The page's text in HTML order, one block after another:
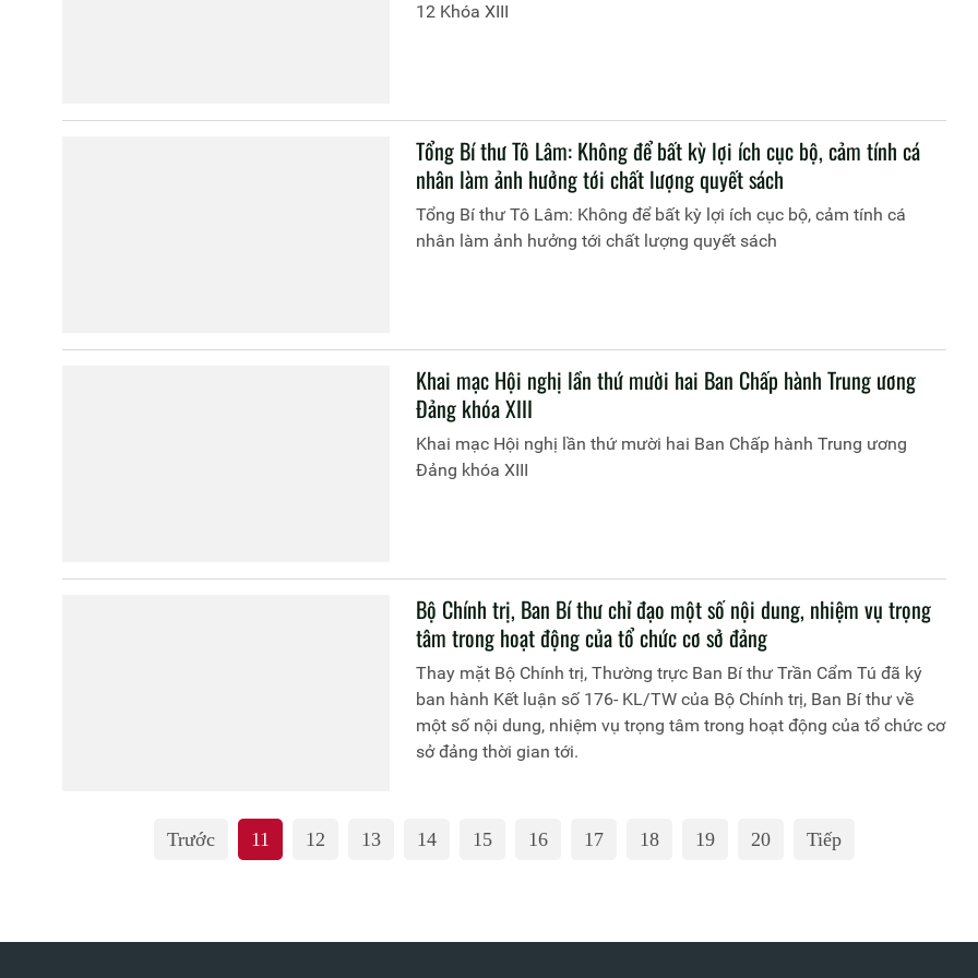
12 Khóa XIII
Tổng Bí thư Tô Lâm: Không để bất kỳ lợi ích cục bộ, cảm tính cá
nhân làm ảnh hưởng tới chất lượng quyết sách
Tổng Bí thư Tô Lâm: Không để bất kỳ lợi ích cục bộ, cảm tính cá
nhân làm ảnh hưởng tới chất lượng quyết sách
Khai mạc Hội nghị lần thứ mười hai Ban Chấp hành Trung ương
Đảng khóa XIII
Khai mạc Hội nghị lần thứ mười hai Ban Chấp hành Trung ương
Đảng khóa XIII
Bộ Chính trị, Ban Bí thư chỉ đạo một số nội dung, nhiệm vụ trọng
tâm trong hoạt động của tổ chức cơ sở đảng
Thay mặt Bộ Chính trị, Thường trực Ban Bí thư Trần Cẩm Tú đã ký
ban hành Kết luận số 176- KL/TW của Bộ Chính trị, Ban Bí thư về
một số nội dung, nhiệm vụ trọng tâm trong hoạt động của tổ chức cơ
sở đảng thời gian tới.
Trước 11 12 13 14 15 16 17 18 19 20 Tiếp